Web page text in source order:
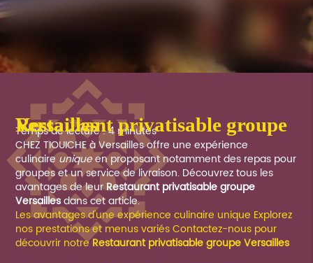
Restaurant privatisable groupe Versailles
Temps de lecture : 4 minutes
CHEZ TIOUICHE à Versailles offre une expérience
culinaireuniqueen proposant notamment des repas pour
groupes et un service de livraison. Découvrez tous les
avantages de leurRestaurant privatisable groupe
Versaillesdans cet article.
Les avantages d'une expérience culinaire unique Explorez
nos prestations et menus variésContactez-nous pour
découvrir notreRestaurant privatisable groupe Versailles